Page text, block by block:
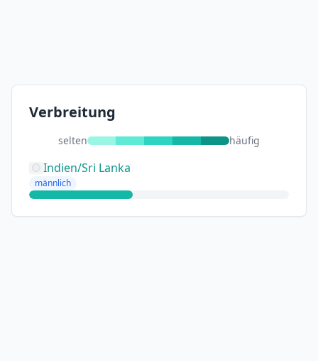
Verbreitung
selten häufig
Indien/Sri Lanka
männlich